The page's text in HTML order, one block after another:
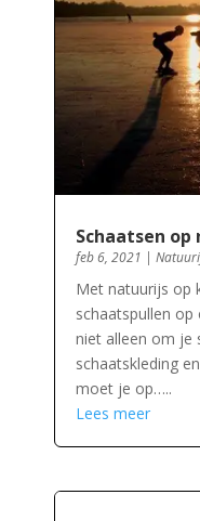
Schaatsen
feb 6, 2021 |
Met natuurijs op
schaatspullen
niet alleen om je
schaatskleding
moet je op…..
Lees meer